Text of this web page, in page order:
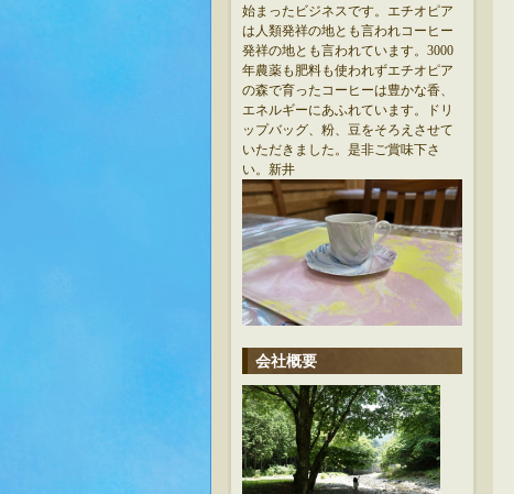
始まったビジネスです。エチオピア
は人類発祥の地とも言われコーヒー
発祥の地とも言われています。3000
年農薬も肥料も使われずエチオピア
の森で育ったコーヒーは豊かな香、
エネルギーにあふれています。ドリ
ップバッグ、粉、豆をそろえさせて
いただきました。是非ご賞味下さ
い。新井
会社概要